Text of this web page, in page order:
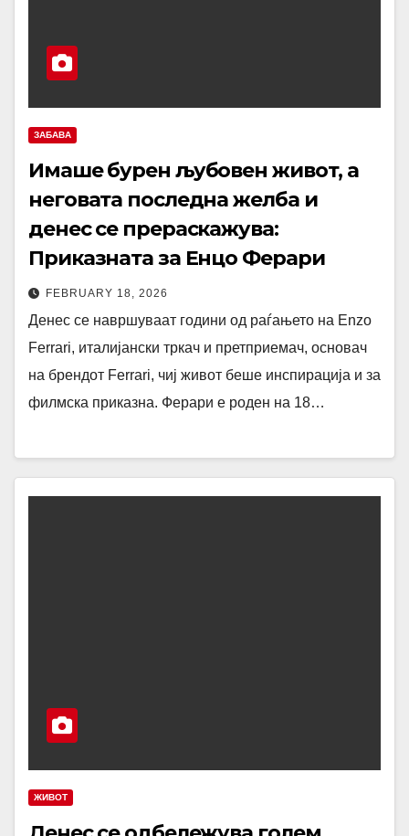
ЗАБАВА
Имаше бурен љубовен живот, а
неговата последна желба и
денес се прераскажува:
Приказната за Енцо Ферари
FEBRUARY 18, 2026
Денес се навршуваат години од раѓањето на Enzo
Ferrari, италијански тркач и претприемач, основач
на брендот Ferrari, чиј живот беше инспирација и за
филмска приказна. Ферари е роден на 18…
ЖИВОТ